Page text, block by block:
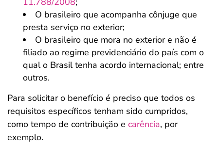
O brasileiro que acompanha cônjuge que
presta serviço no exterior;
O brasileiro que mora no exterior e não é
filiado ao regime previdenciário do país com o
qual o Brasil tenha acordo internacional; entre
outros.
Para solicitar o benefício é preciso que todos os
requisitos específicos tenham sido cumpridos,
como tempo de contribuição e carência, por
exemplo.